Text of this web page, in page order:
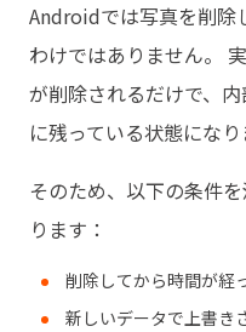
Androidでは写真を削除
わけではありません。
が削除されるだけで、
に残っている状態になり
そのため、以下の条件
ります：
削除してから時間が経
新しいデータで上書き